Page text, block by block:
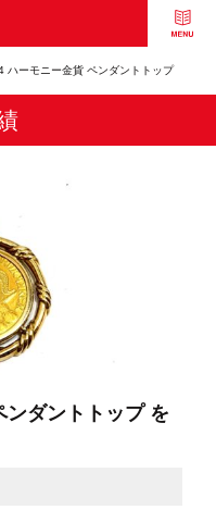
ハーモニー金貨 ペンダントトップ
ダントトップ を